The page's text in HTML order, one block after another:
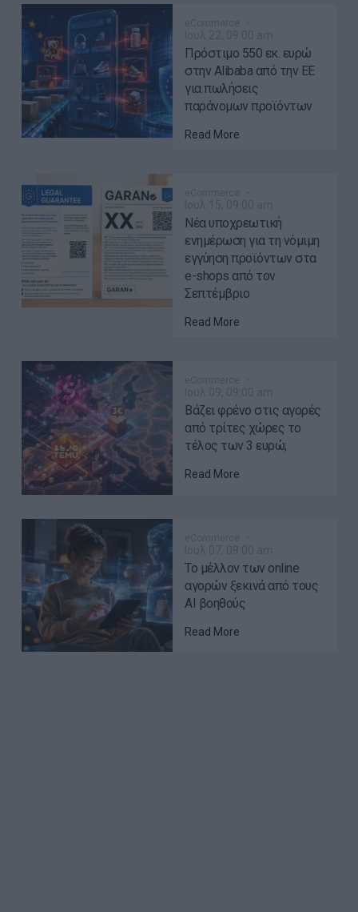
Πρόστιμο 550 εκ. ευρώ
στην Alibaba από την ΕΕ
για πωλήσεις
παράνομων προϊόντων
Read More
Νέα υποχρεωτική
ενημέρωση για τη νόμιμη
εγγύηση προϊόντων στα
e-shops από τον
Σεπτέμβριο
Read More
Βάζει φρένο στις αγορές
από τρίτες χώρες το
τέλος των 3 ευρώ;
Read More
Το μέλλον των online
αγορών ξεκινά από τους
AI βοηθούς
Read More